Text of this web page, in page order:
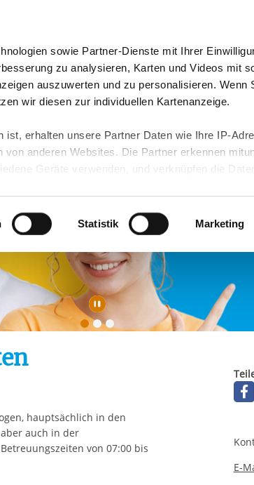
sowie Partner-Dienste mit Ihrer
zu analysieren, Karten und Videos mit
auszuwerten und zu personalisieren. Wenn
wir diesen zur individuellen Kartenanzeige.
ist, erhalten unsere Partner Daten wie Ihre IP-
anderen Websites. Die Partner erkennen
Geräte verwenden, und verknüpfen die Daten
EU gleichwertiges Datenschutzniveau
kann.
und in unsererCookie-
für diese Zwecke aktiviert sind, müssen Sie
nachfolgender Buttons über Ihre Einwilligung für
stets für die Zukunft widerrufen. Bitte
auf notwendige Cookies, die erforderlich zur
unabhängig von einer Einwilligung.
Statistik Marketing
Freiwilligendienst Ausland In
Automatische
hauptsächlich in den
auch in der
von 07:00 bis
E-